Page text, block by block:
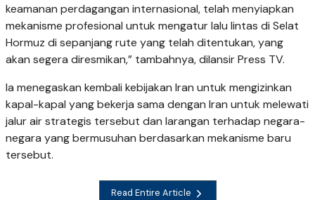
keamanan perdagangan internasional, telah menyiapkan
mekanisme profesional untuk mengatur lalu lintas di Selat
Hormuz di sepanjang rute yang telah ditentukan, yang
akan segera diresmikan,” tambahnya, dilansir Press TV.
Ia menegaskan kembali kebijakan Iran untuk mengizinkan
kapal-kapal yang bekerja sama dengan Iran untuk melewati
jalur air strategis tersebut dan larangan terhadap negara-
negara yang bermusuhan berdasarkan mekanisme baru
tersebut.
Read Entire Article